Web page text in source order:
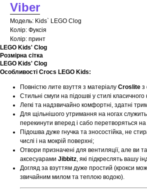
Viber
Модель: Kids` LEGO Clog
Колір: Фуксія
Колір: принт
LEGO Kids' Clog
Розмірна сітка
LEGO Kids' Clog
Особливості Crocs LEGO Kids:
Повністю лите взуття з матеріалу Croslite з
Стильні смуги на підошві у стилі класичного
Легкі та надзвичайно комфортні, здатні
Для щільнішого утримання на ногах
перекинути вперед і сабо перетворяться
Підошва дуже гнучка та зносостійка, не
числі і на мокрій поверхні;
Отвори призначені для вентиляції, але ви
аксесуарами Jibbitz, які підкреслять вашу
Догляд за взуттям дуже простий (крокси
звичайним милом та теплою водою).